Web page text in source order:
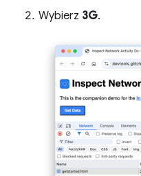
Wybierz 3G.